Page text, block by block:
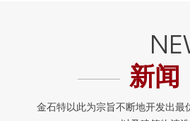
新闻